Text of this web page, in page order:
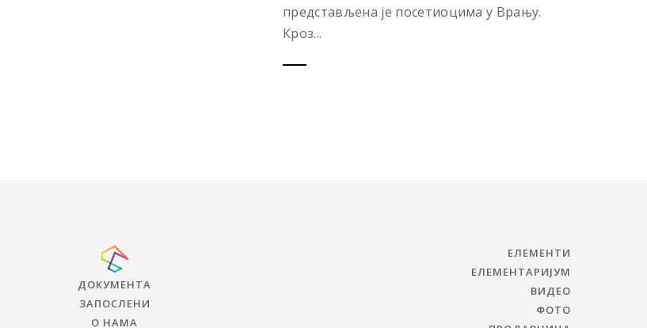
представљена је посетиоцима у Врању.
Кроз...
ДОКУМЕНТА
ЗАПОСЛЕНИ
О НАМА
ЕЛЕМЕНТИ
ЕЛЕМЕНТАРИЈУМ
ВИДЕО
ФОТО